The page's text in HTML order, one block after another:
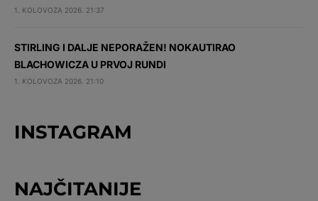
1. KOLOVOZA 2026. 21:37
STIRLING I DALJE NEPORAŽEN! NOKAUTIRAO
BLACHOWICZA U PRVOJ RUNDI
1. KOLOVOZA 2026. 21:10
INSTAGRAM
NAJČITANIJE